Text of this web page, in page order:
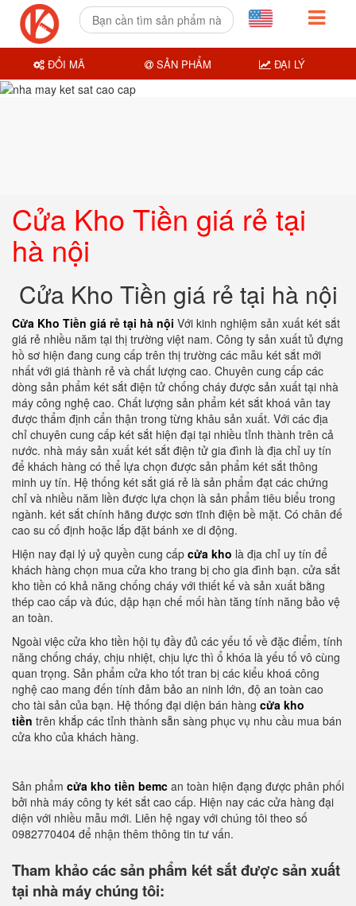
Cửa Kho Tiền giá rẻ tại
hà nội
Cửa Kho Tiền giá rẻ tại hà nội
Cửa Kho Tiền giá rẻ tại hà nội Với kinh nghiệm sản xuất két sắt
giá rẻ nhiều năm tại thị trường việt nam. Công ty sản xuất tủ đựng
hồ sơ hiện đang cung cấp trên thị trường các mẫu két sắt mới
nhất với giá thành rẻ và chất lượng cao. Chuyên cung cấp các
dòng sản phẩm két sắt điện tử chống cháy được sản xuất tại nhà
máy công nghệ cao. Chất lượng sản phẩm két sắt khoá vân tay
được thẩm định cẩn thận trong từng khâu sản xuất. Với các địa
chỉ chuyên cung cấp két sắt hiện đại tại nhiều tỉnh thành trên cả
nước. nhà máy sản xuất két sắt điện tử gia đình là địa chỉ uy tín
để khách hàng có thể lựa chọn được sản phẩm két sắt thông
minh uy tín. Hệ thống két sắt giá rẻ là sản phẩm đạt các chứng
chỉ và nhiều năm liền được lựa chọn là sản phẩm tiêu biểu trong
ngành. két sắt chính hãng được sơn tĩnh điện bề mặt. Có chân đế
cao su cố định hoặc lắp đặt bánh xe di động.
Hiện nay đại lý uỷ quyền cung cấp cửa kho là địa chỉ uy tín để
khách hàng chọn mua cửa kho trang bị cho gia đình bạn. cửa sắt
kho tiền có khả năng chống cháy với thiết kế và sản xuất bằng
thép cao cấp và đúc, dập hạn chế mối hàn tăng tính năng bảo vệ
an toàn.
Ngoài việc cửa kho tiền hội tụ đầy đủ các yếu tố về đặc điểm, tính
năng chống cháy, chịu nhiệt, chịu lực thì ổ khóa là yếu tố vô cùng
quan trọng. Sản phẩm cửa kho tốt tran bị các kiểu khoá công
nghệ cao mang đến tính đảm bảo an ninh lớn, độ an toàn cao
cho tài sản của bạn. Hệ thống đại diện bán hàng cửa kho
tiền trên khắp các tỉnh thành sẵn sàng phục vụ nhu cầu mua bán
cửa kho của khách hàng.
Sản phẩm cửa kho tiền bemc an toàn hiện đạng được phân phối
bởi nhà máy công ty két sắt cao cấp. Hiện nay các cửa hàng đại
diện với nhiều mẫu mới. Liên hệ ngay với chúng tôi theo số
0982770404 để nhận thêm thông tin tư vấn.
Tham khảo các sản phẩm két sắt được sản xuất
tại nhà máy chúng tôi:
ĐỔI MÃ SẢN PHẨM ĐẠI LÝ